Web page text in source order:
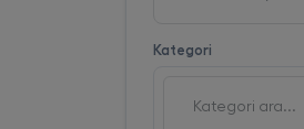
Kategori